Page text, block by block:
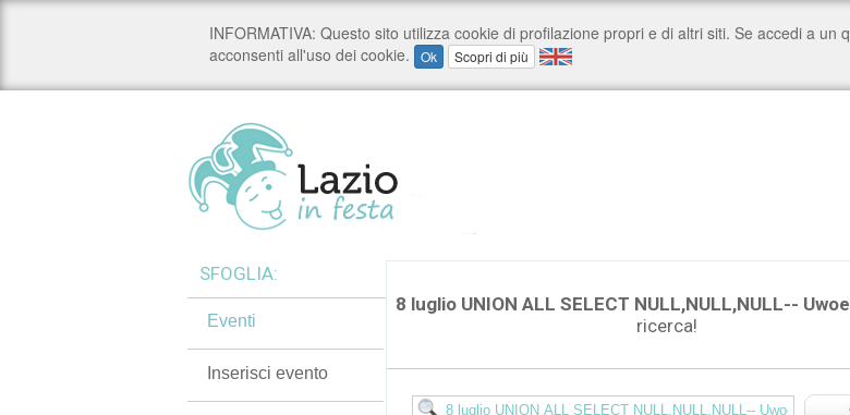
8 luglio UNION ALL SELECT NULL,NULL,NULL-- Uwoe
ricerca!
SFOGLIA:
Eventi
Inserisci evento